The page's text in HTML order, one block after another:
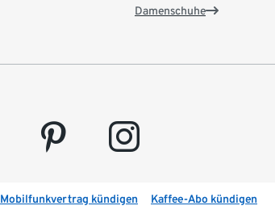
Damenschuhe
pinterest instagram
Mobilfunkvertrag kündigen Kaffee-Abo kündigen